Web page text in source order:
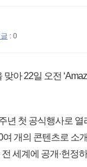
: 0
아 22일 오전
첫 공식행사로 열
개의 콘텐츠로 소
세계에 공개·헌정